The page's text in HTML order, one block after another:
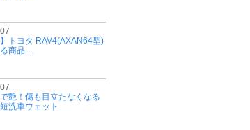
】トヨタ RAV4(AXAN64型)
商品 ...
艶！傷も目立たなくなる
洗車ウェット